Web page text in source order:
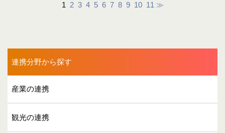
1 2 3 4 5 6 7 8 9 10 11 ≫
連携分野から探す
産業の連携
観光の連携